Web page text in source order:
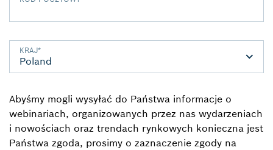
KRAJ*
Abyśmy mogli wysyłać do Państwa informacje o
webinariach, organizowanych przez nas wydarzeniach
i nowościach oraz trendach rynkowych konieczna jest
Państwa zgoda, prosimy o zaznaczenie zgody na